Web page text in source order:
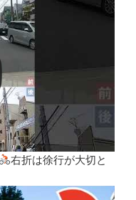
右折は徐行が大切と